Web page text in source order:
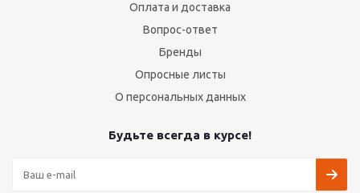
Оплата и доставка
Вопрос-ответ
Бренды
Опросные листы
О персональных данных
Будьте всегда в курсе!